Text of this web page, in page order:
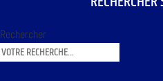
Rechercher